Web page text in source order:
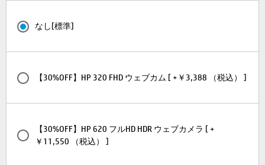
なし[標準]
【30%OFF】HP 320 FHD ウェブカム [ +￥3,388 （税込） ]
【30%OFF】HP 620 フルHD HDR ウェブカメラ [ +
￥11,550 （税込） ]